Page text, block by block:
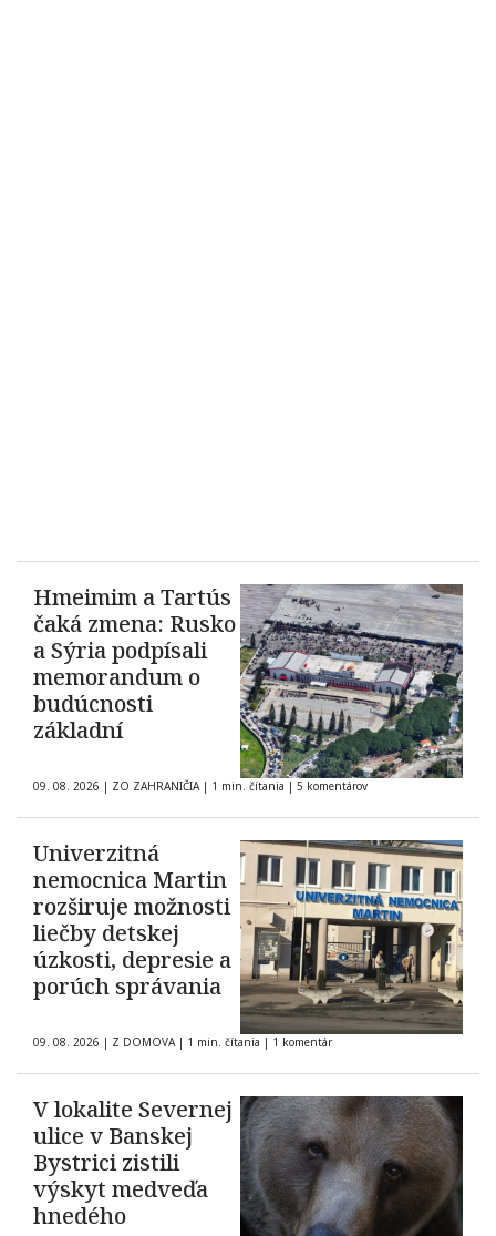
Hmeimim a Tartús
čaká zmena: Rusko
a Sýria podpísali
memorandum o
budúcnosti
základní
09. 08. 2026 | ZO ZAHRANIČIA | 1 min. čítania | 5 komentárov
Univerzitná
nemocnica Martin
rozširuje možnosti
liečby detskej
úzkosti, depresie a
porúch správania
09. 08. 2026 | Z DOMOVA | 1 min. čítania | 1 komentár
V lokalite Severnej
ulice v Banskej
Bystrici zistili
výskyt medveďa
hnedého